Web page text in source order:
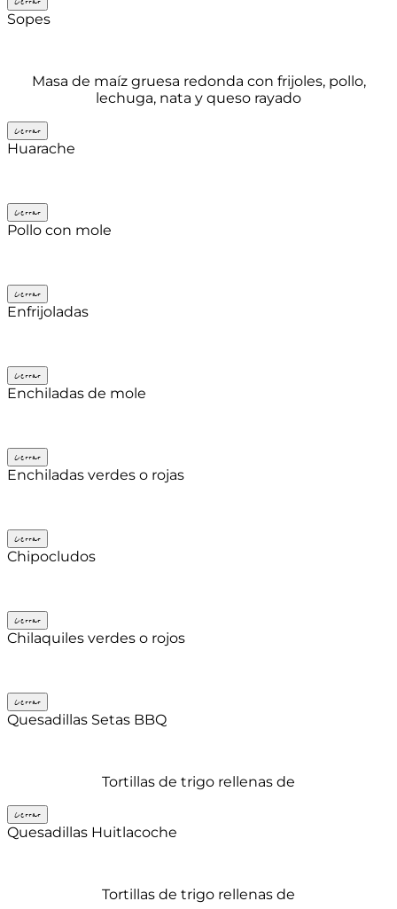
Sopes
Masa de maíz gruesa redonda con frijoles, pollo,
lechuga, nata y queso rayado
Cerrar
Huarache
Cerrar
Pollo con mole
Cerrar
Enfrijoladas
Cerrar
Enchiladas de mole
Cerrar
Enchiladas verdes o rojas
Cerrar
Chipocludos
Cerrar
Chilaquiles verdes o rojos
Cerrar
Quesadillas Setas BBQ
Tortillas de trigo rellenas de
Cerrar
Quesadillas Huitlacoche
Tortillas de trigo rellenas de